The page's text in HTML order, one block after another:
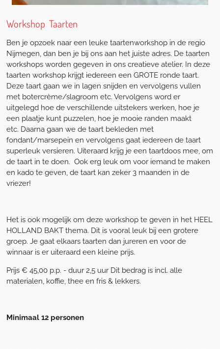
Workshop Taarten
Ben je opzoek naar een leuke taartenworkshop in de regio
Nijmegen, dan ben je bij ons aan het juiste adres. De taarten
workshops worden gegeven in ons creatieve atelier. In deze
taarten workshop krijgt iedereen een GROTE ronde taart.
Deze taart gaan we in lagen snijden en vervolgens vullen
met botercrème/slagroom etc. Vervolgens word er
uitgelegd hoe de verschillende uitstekers werken, hoe je
een plaatje kunt puzzelen, hoe je mooie randen maakt
etc. Daarna gaan we de taart bekleden met
fondant/marsepein en vervolgens gaat iedereen de taart
superleuk versieren. Uiteraard krijg je een taartdoos mee, om
de taart in te doen. Ook erg leuk om voor iemand te maken
en kado te geven, de taart kan zeker 3 maanden in de
vriezer!
Het is ook mogelijk om deze workshop te geven in het HEEL
HOLLAND BAKT thema. Dit is vooral leuk bij een grotere
groep. Je gaat elkaars taarten dan jureren en voor de
winnaar is er uiteraard een kleine prijs.
Prijs € 45,00 p.p. - duur 2,5 uur Dit bedrag is incl. alle
materialen, koffie, thee en fris & lekkers.
Minimaal 12 personen